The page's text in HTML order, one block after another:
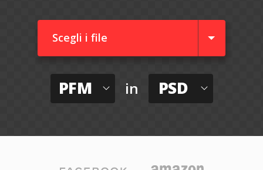
Scegli i file
PFM in PSD